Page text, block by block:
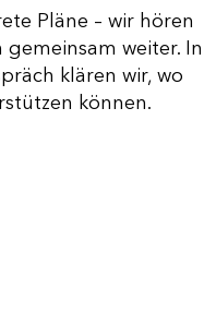
Pläne – wir hören
weiter. In
klären wir, wo
können.